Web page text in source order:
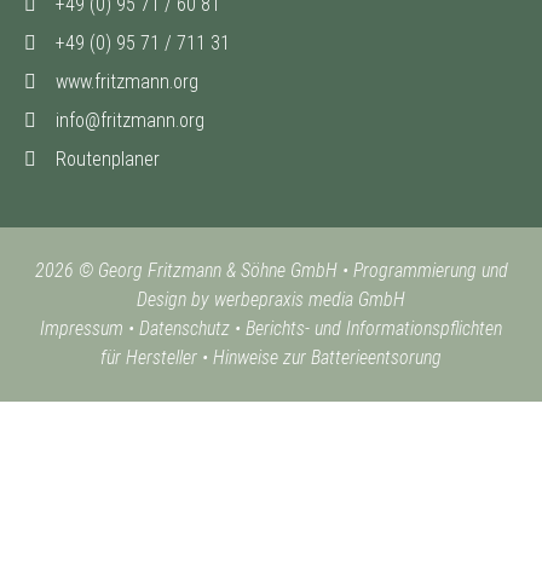
+49 (0) 95 71 / 711 31
www.fritzmann.org
info@fritzmann.org
Routenplaner
2026 © Georg Fritzmann & Söhne GmbH• Programmierung und
Design by werbepraxis media GmbH
Impressum • Datenschutz • Berichts- und Informationspflichten
für Hersteller • Hinweise zur Batterieentsorung